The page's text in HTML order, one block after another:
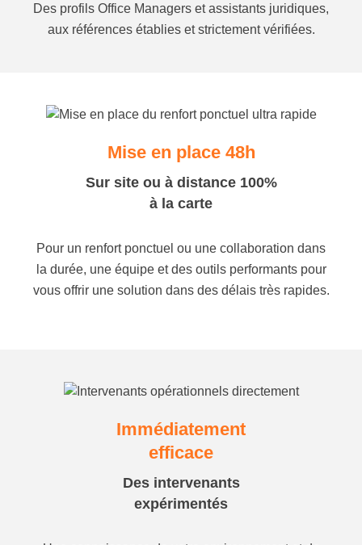
Des profils Office Managers et assistants juridiques,
aux références établies et strictement vérifiées.
Mise en place 48h
Sur site ou à distance 100%
à la carte
Pour un renfort ponctuel ou une collaboration dans
la durée, une équipe et des outils performants pour
vous offrir une solution dans des délais très rapides.
Immédiatement
efficace
Des intervenants
expérimentés